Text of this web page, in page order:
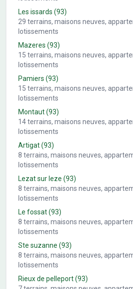
Les issards (93)
29 terrains, maisons neuves,
lotissements
Mazeres (93)
15 terrains, maisons neuves,
lotissements
Pamiers (93)
15 terrains, maisons neuves,
lotissements
Montaut(93)
14terrains, maisons neuves,
lotissements
Artigat(93)
8 terrains, maisons neuves,
lotissements
Lezat sur leze (93)
8 terrains, maisons neuves,
lotissements
Le fossat(93)
8 terrains, maisons neuves,
lotissements
Ste suzanne (93)
8 terrains, maisons neuves,
lotissements
Rieux de pelleport(93)